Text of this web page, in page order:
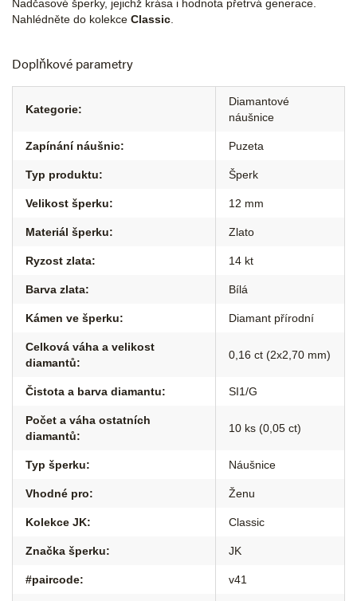
Nadčasové šperky, jejichž krása i hodnota přetrvá generace.
Nahlédněte do kolekce Classic
Doplňkové parametry
Kategorie:
Diamantové
náušnice
Zapínání náušnic: Puzeta
Typ produktu: Šperk
Velikost šperku: 12 mm
Materiál šperku: Zlato
Ryzost zlata: 14 kt
Barva zlata: Bílá
Kámen ve šperku: Diamant přírodní
Celková váha a velikost
diamantů:
0,16 ct (2x2,70 mm)
Čistota a barva diamantu: SI1/G
Počet a váha ostatních
diamantů:
10 ks (0,05 ct)
Typ šperku: Náušnice
Vhodné pro: Ženu
Kolekce JK: Classic
Značka šperku: JK
#paircode: v41